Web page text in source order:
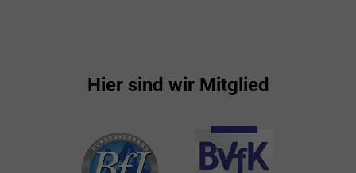
Hier sind wir Mitglied